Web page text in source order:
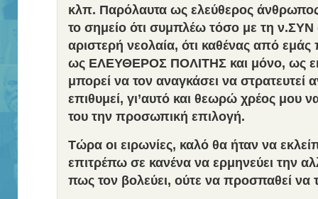
κλπ. Παρόλαυτα ως ελεύθερος
το σημείο ότι συμπλέω τόσο με τη ν.ΣΥΝ
αριστερή νεολαία, ότι καθένας από εμάς
ως ΕΛΕΥΘΕΡΟΣ ΠΟΛΙΤΗΣ και μόνο, ως εκ
μπορεί να τον αναγκάσει να στρατευτεί
επιθυμεί, γι’αυτό και θεωρώ χρέος μου
του την προσωπική επιλογή.
Τώρα οι ειρωνίες, καλό θα ήταν να
επιτρέπω σε κανένα να ερμηνεύει την
πως τον βολεύει, ούτε να προσπαθεί να